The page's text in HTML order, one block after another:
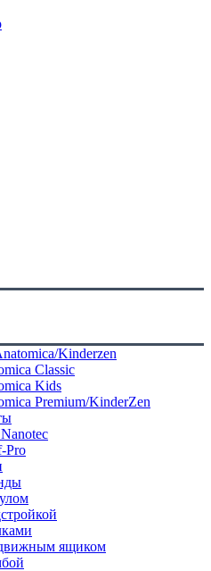
Kinderzen
Classic
Kids
Premium/KinderZen
Pro
ящиком